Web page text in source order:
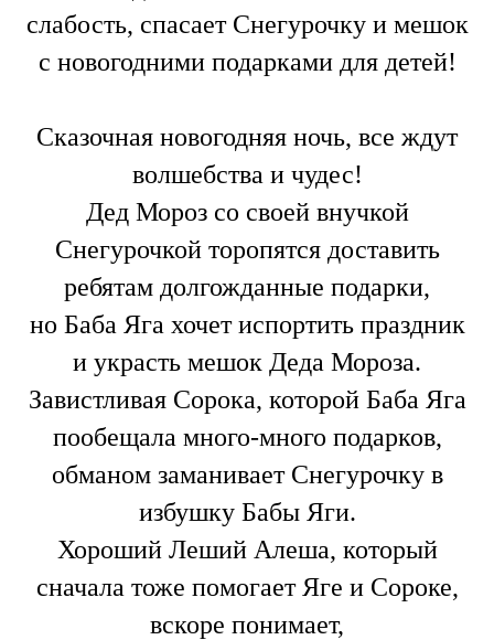
слабость, спасает Снегурочку и мешок
с новогодними подарками для детей!
Сказочная новогодняя ночь, все ждут
волшебства и чудес!
Дед Мороз со своей внучкой
Снегурочкой торопятся доставить
ребятам долгожданные подарки,
но Баба Яга хочет испортить праздник
и украсть мешок Деда Мороза.
Завистливая Сорока, которой Баба Яга
пообещала много-много подарков,
обманом заманивает Снегурочку в
избушку Бабы Яги.
Хороший Леший Алеша, который
сначала тоже помогает Яге и Сороке,
вскоре понимает,